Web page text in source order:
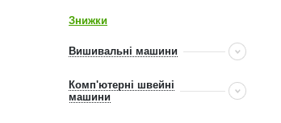
Знижки
Вишивальні машини
Комп'ютерні швейні
машини